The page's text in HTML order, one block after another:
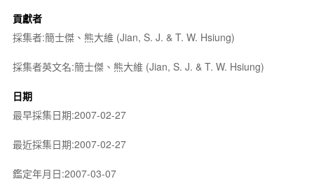
貢獻者
採集者:簡士傑、熊大維 (Jian, S. J. & T. W. Hsiung)
採集者英文名:簡士傑、熊大維 (Jian, S. J. & T. W. Hsiung)
日期
最早採集日期:2007-02-27
最近採集日期:2007-02-27
鑑定年月日:2007-03-07